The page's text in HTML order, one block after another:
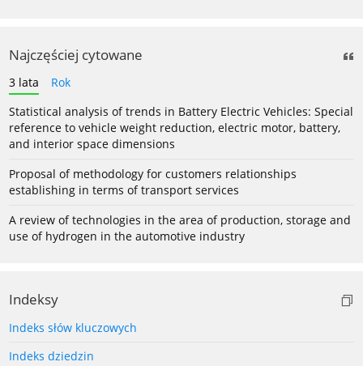
Najczęściej cytowane
3 lata
Rok
Statistical analysis of trends in Battery Electric Vehicles: Special
reference to vehicle weight reduction, electric motor, battery,
and interior space dimensions
Proposal of methodology for customers relationships
establishing in terms of transport services
A review of technologies in the area of production, storage and
use of hydrogen in the automotive industry
Indeksy
Indeks słów kluczowych
Indeks dziedzin